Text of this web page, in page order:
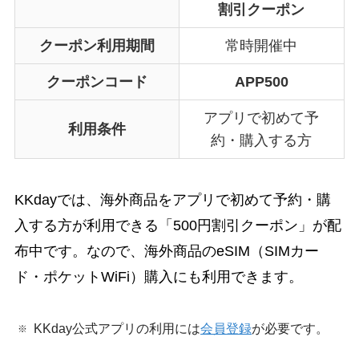
割引クーポン
クーポン利用期間 常時開催中
クーポンコード APP500
利用条件
アプリで初めて予
約・購入する方
KKdayでは、海外商品をアプリで初めて予約・購
入する方が利用できる「500円割引クーポン」が配
布中です。なので、海外商品のeSIM（SIMカー
ド・ポケットWiFi）購入にも利用できます。
KKday公式アプリの利用には会員登録が必要です。